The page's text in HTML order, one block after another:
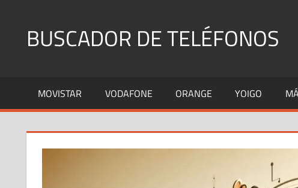
contenidoBUSCADOR DE TELÉFONOS
Fijos
y
MOVISTAR VODAFONE ORANGE YOIGO